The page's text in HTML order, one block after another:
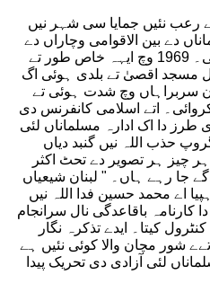
رعب نئیں جمایا سی شہر نیں
دے بین الاقوامی وچاراں دے
لئی اک طاقتور وسیلہ بن گیا سی۔ 1969 وچ ایہہ خاص طور تے
مسجد اقصیٰ تے بلدی ہوئی اگ
معائدے 25 مسلمان سربراہاں وچ شدت ہوئی تے
اتے اسلامی کانفرنس دی
طرز دا اک ادارہ مسلماناں لئی
حذب اللہ نیں گنبد دیاں
چیز ہر تصویر دے تحٹ اکثر
جا رہے ہاں۔ " لبنان شیعیاں
اے محمد حسین فدا اللہ نیں
کارنامہ باقاعدگی نال سرانجام
کیتا۔ ایدے تذکرہ نگار
شور مچان والا کوئی نئیں ہے
لئی آزادی دی تحریک پیدا